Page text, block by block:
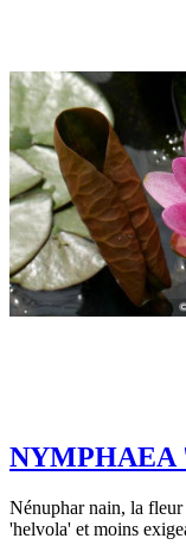
NYMPHAEA
Nénuphar nain, la fleur
'helvola' et moins